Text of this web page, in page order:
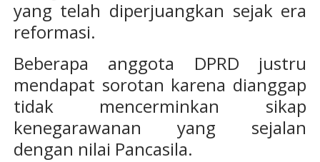
yang telah diperjuangkan sejak era
reformasi.
Beberapa anggota DPRD justru
mendapat sorotan karena dianggap
tidak mencerminkan sikap
kenegarawanan yang sejalan
dengan nilai Pancasila.